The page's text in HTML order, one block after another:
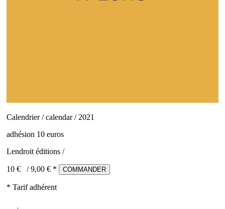
Calendrier / calendar / 2021
adhésion 10 euros
Lendroit éditions /
10 € /9,00 € * COMMANDER
* Tarif adhérent